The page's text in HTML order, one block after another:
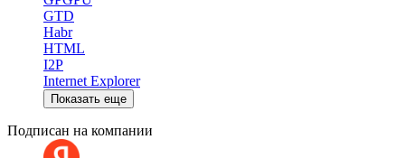
GTD
Habr
HTML
I2P
Internet Explorer
Показать еще
Подписан на компании